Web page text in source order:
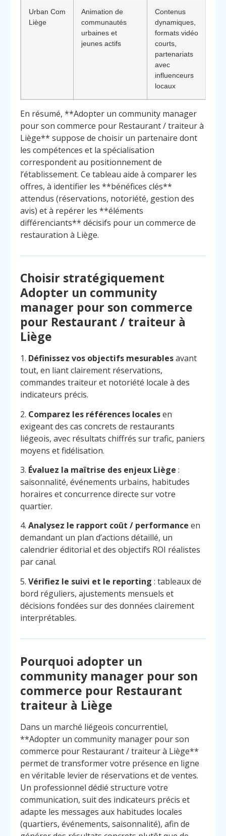
Contact
Appelez
Urban Com
Liège
Animation de
communautés
urbaines et
jeunes actifs
Contenus
dynamiques,
formats vidéo
courts,
partenariats
avec
influenceurs
locaux
En résumé, **Adopter un community manager
pour son commerce pour Restaurant / traiteur à
Liège** suppose de choisir un partenaire dont
les compétences et la spécialisation
correspondent au positionnement de
l’établissement. Ce tableau aide à comparer les
offres, à identifier les **bénéfices clés**
attendus (réservations, notoriété, gestion des
avis) et à repérer les **éléments
différenciants** décisifs pour un commerce de
restauration à Liège.
Choisir stratégiquement
Adopter un community
manager pour son commerce
pour Restaurant / traiteur à
Liège
1. Définissez vos objectifs mesurablesavant
tout, en liant clairement réservations,
commandes traiteur et notoriété locale à des
indicateurs précis.
2. Comparez les références localesen
exigeant des cas concrets de restaurants
liégeois, avec résultats chiffrés sur trafic, paniers
moyens et fidélisation.
3. Évaluez la maîtrise des enjeux Liège :
saisonnalité, événements urbains, habitudes
horaires et concurrence directe sur votre
quartier.
4. Analysez le rapport coût / performance en
demandant un plan d’actions détaillé, un
calendrier éditorial et des objectifs ROI réalistes
par canal.
5. Vérifiez le suivi et le reporting : tableaux de
bord réguliers, ajustements mensuels et
décisions fondées sur des données clairement
interprétables.
Pourquoi adopter un
community manager pour son
commerce pour Restaurant
traiteur à Liège
Dans un marché liégeois concurrentiel,
**Adopter un community manager pour son
commerce pour Restaurant / traiteur à Liège**
permet de transformer votre présence en ligne
en véritable levier de réservations et de ventes.
Un professionnel dédié structure votre
communication, suit des indicateurs précis et
adapte les messages aux habitudes locales
(quartiers, événements, saisonnalité), afin de